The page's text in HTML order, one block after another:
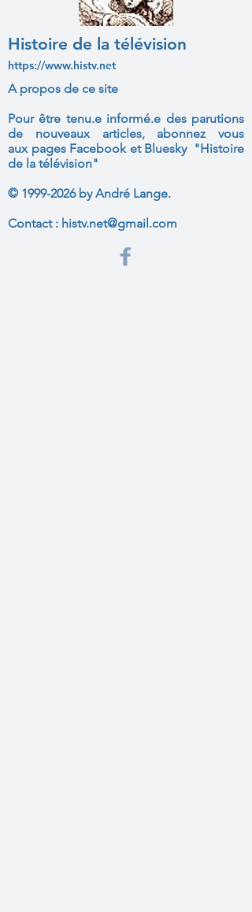
Histoire de la télévision
https://www.histv.net
A propos de ce site
Pour être tenu.e informé.e des parutions
de nouveaux articles, abonnez vous
aux pages Facebook et Bluesky "Histoire
de la télévision"
© 1999-2026by André Lange.
Contact : histv.net@gmail.com